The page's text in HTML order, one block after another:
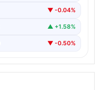
▼ -0.04%
▲ +1.58%
▼ -0.50%